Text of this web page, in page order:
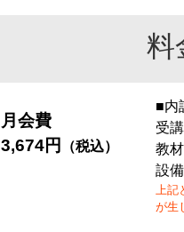
料
月会費
3,674円
（税込）
■内
受
教
設
上
が生